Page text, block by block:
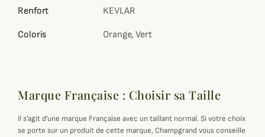
Renfort KEVLAR
Coloris Orange, Vert
Marque Française : Choisir sa Taille
Il s'agit d'une marque Française avec un taillant normal. Si votre choix
se porte sur un produit de cette marque, Champgrand vous conseille